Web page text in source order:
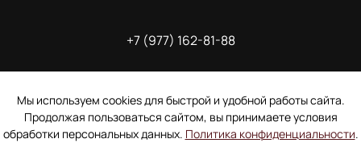
+7 (977) 162-81-88
Пользовательское соглашение
Электронное согласие покупателя на рассылку
Согласие на обработку персональных данных
Мы используем cookies для быстрой и удобной работы сайта.
Продолжая пользоваться сайтом, вы принимаете условия
обработки персональных данных. Политика конфиденциальности.